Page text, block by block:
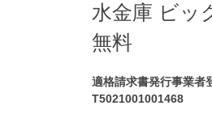
水金庫 ビッ
無料
適格請求書発行事業者
T5021001001468